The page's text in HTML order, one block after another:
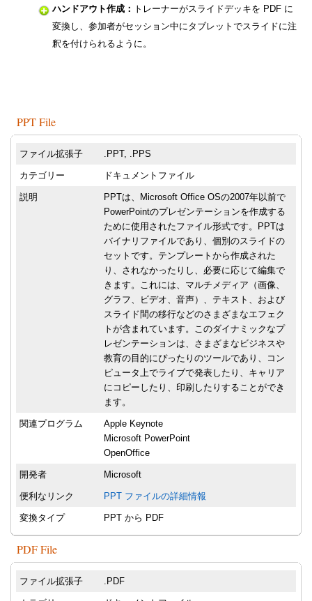
ハンドアウト作成： トレーナーがスライドデッキを PDF に
変換し、参加者がセッション中にタブレットでスライドに注
釈を付けられるように。
PPT File
ファイル拡張子 .PPT, .PPS
カテゴリー ドキュメントファイル
説明
PPTは、Microsoft Office OSの2007年以前で
PowerPointのプレゼンテーションを作成する
ために使用されたファイル形式です。PPTは
バイナリファイルであり、個別のスライドの
セットです。テンプレートから作成された
り、されなかったりし、必要に応じて編集で
きます。これには、マルチメディア（画像、
グラフ、ビデオ、音声）、テキスト、および
スライド間の移行などのさまざまなエフェク
トが含まれています。このダイナミックなプ
レゼンテーションは、さまざまなビジネスや
教育の目的にぴったりのツールであり、コン
ピュータ上でライブで発表したり、キャリア
にコピーしたり、印刷したりすることができ
ます。
関連プログラム
Apple Keynote
Microsoft PowerPoint
OpenOffice
開発者 Microsoft
便利なリンク PPT ファイルの詳細情報
変換タイプ PPT から PDF
PDF File
ファイル拡張子 .PDF